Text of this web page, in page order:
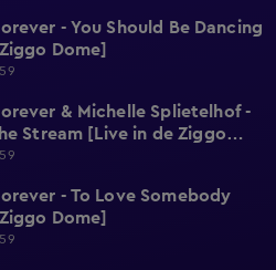
- You Should Be Dancing
Dome]
& Michelle Splietelhof -
Stream [Live in de Ziggo
- To Love Somebody
Dome]